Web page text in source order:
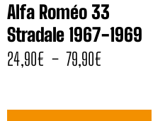
Alfa Roméo 33
Stradale 1967-1969
24,90€ – 79,90€